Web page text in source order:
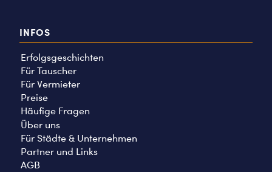
INFOS
Erfolgsgeschichten
Für Tauscher
Für Vermieter
Preise
Häufige Fragen
Über uns
Für Städte & Unternehmen
Partner und Links
AGB